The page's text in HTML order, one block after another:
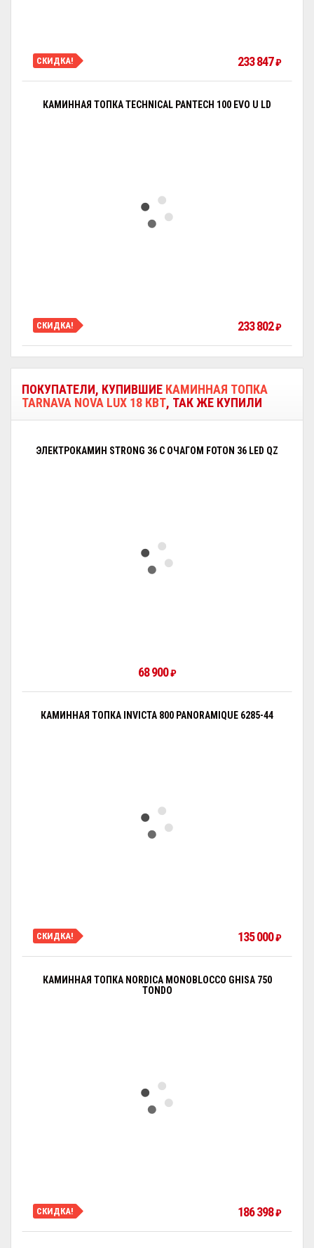
СКИДКА! 233 847₽
КАМИННАЯ ТОПКА TECHNICAL PANTECH 100 EVO U LD
СКИДКА! 233 802₽
ПОКУПАТЕЛИ, КУПИВШИЕ КАМИННАЯ ТОПКА
TARNAVA NOVA LUX 18 КВТ, ТАК ЖЕ КУПИЛИ
ЭЛЕКТРОКАМИН STRONG 36 С ОЧАГОМ FOTON 36 LED QZ
68 900₽
КАМИННАЯ ТОПКА INVICTA 800 PANORAMIQUE 6285-44
СКИДКА! 135 000₽
КАМИННАЯ ТОПКА NORDICA MONOBLOCCO GHISA 750
TONDO
СКИДКА! 186 398₽